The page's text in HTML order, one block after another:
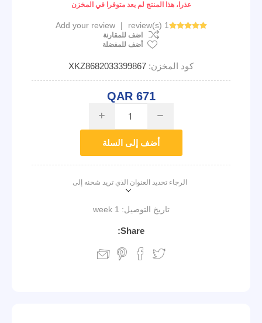
عذرا، هذا المنتج لم يعد متوفرا في المخزن
1 review(s)
|
Add your review
اضف للمقارنة
أضف للمفضلة
كود المخزن: XKZ8682033399867
QAR 671
i h
أضف إلى السلة
الرجاء تحديد العنوان الذي تريد شحنه إلى
تاريخ التوصيل: 1 week
Share: